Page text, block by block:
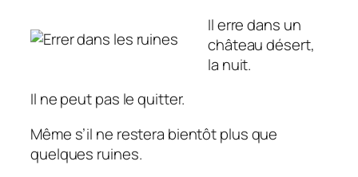
Il erre dans un
château désert,
la nuit.
Il ne peut pas le quitter.
Même s’il ne restera bientôt plus que
quelques ruines.